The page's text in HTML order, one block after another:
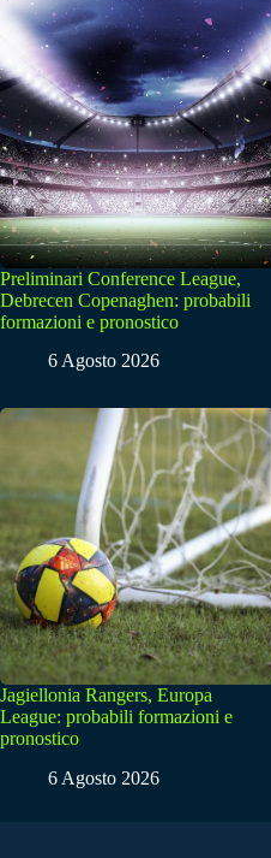
Preliminari Conference League,
Debrecen Copenaghen: probabili
formazioni e pronostico
6 Agosto 2026
Jagiellonia Rangers, Europa
League: probabili formazioni e
pronostico
6 Agosto 2026